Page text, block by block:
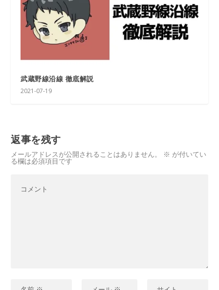
武蔵野線沿線 徹底解説
2021-07-19
返事を残す
メールアドレスが公開されることはありません。 ※ が付いてい
る欄は必須項目です